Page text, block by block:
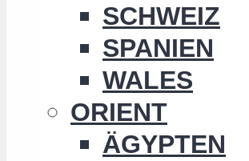
SCHWEIZ
SPANIEN
WALES
ORIENT
ÄGYPTEN